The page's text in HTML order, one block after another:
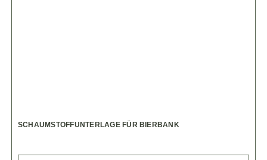
SCHAUMSTOFFUNTERLAGE FÜR BIERBANK